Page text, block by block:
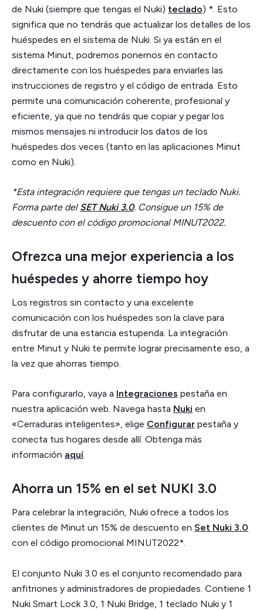
de Nuki (siempre que tengas el Nuki) teclado) *. Esto
significa que no tendrás que actualizar los detalles de los
huéspedes en el sistema de Nuki. Si ya están en el
sistema Minut, podremos ponernos en contacto
directamente con los huéspedes para enviarles las
instrucciones de registro y el código de entrada. Esto
permite una comunicación coherente, profesional y
eficiente, ya que no tendrás que copiar y pegar los
mismos mensajes ni introducir los datos de los
huéspedes dos veces (tanto en las aplicaciones Minut
como en Nuki).
*Esta integración requiere que tengas un teclado Nuki.
Forma parte del SET Nuki 3.0. Consigue un 15% de
descuento con el código promocional MINUT2022.
Ofrezca una mejor experiencia a los
huéspedes y ahorre tiempo hoy
Los registros sin contacto y una excelente
comunicación con los huéspedes son la clave para
disfrutar de una estancia estupenda. La integración
entre Minut y Nuki te permite lograr precisamente eso, a
la vez que ahorras tiempo.
Para configurarlo, vaya a Integraciones pestaña en
nuestra aplicación web. Navega hasta Nuki en
«Cerraduras inteligentes», elige Configurar pestaña y
conecta tus hogares desde allí. Obtenga más
información aquí.
Ahorra un 15% en el set NUKI 3.0
Para celebrar la integración, Nuki ofrece a todos los
clientes de Minut un 15% de descuento en Set Nuki 3.0
con el código promocional MINUT2022*.
El conjunto Nuki 3.0 es el conjunto recomendado para
anfitriones y administradores de propiedades. Contiene 1
Nuki Smart Lock 3.0, 1 Nuki Bridge, 1 teclado Nuki y 1